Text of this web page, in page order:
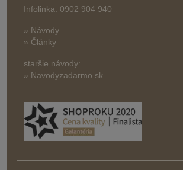
Infolinka: 0902 904 940
» Návody
» Články
staršie návody:
» Navodyzadarmo.sk